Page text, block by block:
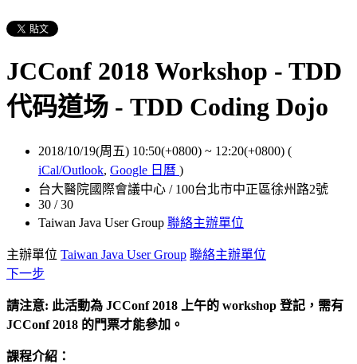
JCConf 2018 Workshop - TDD
代码道场 - TDD Coding Dojo
2018/10/19(周五) 10:50(+0800) ~ 12:20(+0800) (
iCal/Outlook, Google 日曆 )
台大醫院國際會議中心 / 100台北市中正區徐州路2號
30 / 30
Taiwan Java User Group 聯絡主辦單位
主辦單位 Taiwan Java User Group 聯絡主辦單位
下一步
請注意: 此活動為 JCConf 2018 上午的 workshop 登記，需有
JCConf 2018 的門票才能參加。
課程介紹：